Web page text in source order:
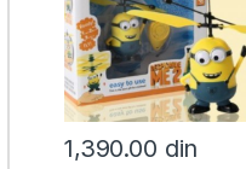
1,390.00 din